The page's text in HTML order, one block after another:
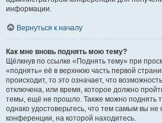
информации.
Вернуться к началу
Как мне вновь поднять мою тему?
Щёлкнув по ссылке «Поднять тему» при
«поднять» её в верхнюю часть первой
происходит, то это означает, что
отключена, или время, которое должно
темы, ещё не прошло. Также можно поднять
однако удостоверьтесь, что тем самым вы
конференции, на которой находитесь.